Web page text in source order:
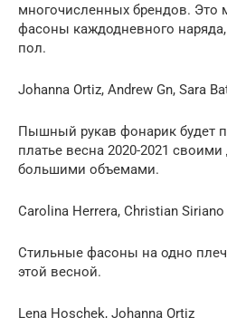
многочисленных брендов. Это
фасоны каждодневного
пол.
Johanna Ortiz, Andrew Gn, Sara
Пышный рукав фонарик будет
платье весна 2020-2021
большими объемами.
Carolina Herrera, Christian Siriano
Стильные фасоны на одно
этой весной.
Lena Hoschek, Johanna Ortiz